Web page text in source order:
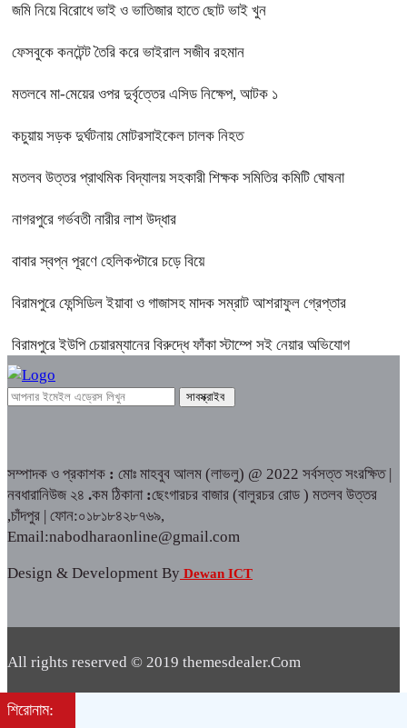
জমি নিয়ে বিরোধে ভাই ও ভাতিজার হাতে ছোট ভাই খুন
ফেসবুকে কনটেন্ট তৈরি করে ভাইরাল সজীব রহমান
মতলবে মা-মেয়ের ওপর দুর্বৃত্তের এসিড নিক্ষেপ, আটক ১
কচুয়ায় সড়ক দুর্ঘটনায় মোটরসাইকেল চালক নিহত
মতলব উত্তর প্রাথমিক বিদ্যালয় সহকারী শিক্ষক সমিতির কমিটি ঘোষনা
নাগরপুরে গর্ভবতী নারীর লাশ উদ্ধার
বাবার স্বপ্ন পূরণে হেলিকপ্টারে চড়ে বিয়ে
বিরামপুরে ফেন্সিডিল ইয়াবা ও গাজাসহ মাদক সম্রাট আশরাফুল গ্রেপ্তার
বিরামপুরে ইউপি চেয়ারম্যানের বিরুদ্ধে ফাঁকা স্টাম্পে সই নেয়ার অভিযোগ
সম্পাদক ও প্রকাশক : মোঃ মাহবুব আলম (লাভলু) @ 2022 সর্বসত্ত সংরক্ষিত |
নবধারানিউজ ২৪ .কম ঠিকানা :ছেংগারচর বাজার (বালুরচর রোড ) মতলব উত্তর
,চাঁদপুর | ফোন:০১৮১৮৪২৮৭৬৯,
Email:nabodharaonline@gmail.com
Design & Development By Dewan ICT
শিরোনাম:
All rights reserved © 2019 themesdealer.Com
Developed by:Dewan ICT